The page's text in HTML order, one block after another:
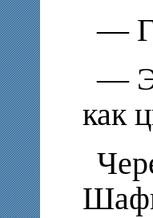
—
—
как